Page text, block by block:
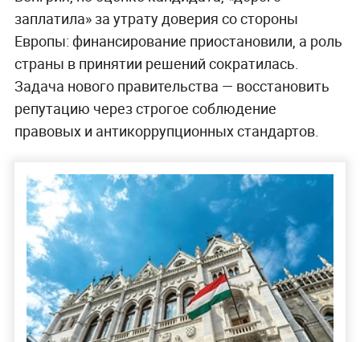
заплатила» за утрату доверия со стороны
Европы: финансирование приостановили, а роль
страны в принятии решений сократилась.
Задача нового правительства — восстановить
репутацию через строгое соблюдение
правовых и антикоррупционных стандартов.